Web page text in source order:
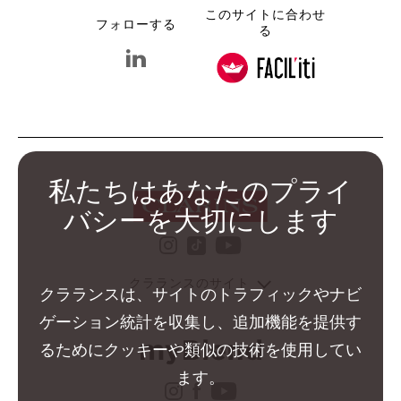
フォローする
linkedin クラランス グループ
このサイトに合わせ
る
instagram クラランス グ
facebook クラランス
私たちはあなたのプライ
バシーを大切にします
クラランスは、サイトのトラフィックやナビ
ゲーション統計を収集し、追加機能を提供す
るためにクッキーや類似の技術を使用してい
ます。